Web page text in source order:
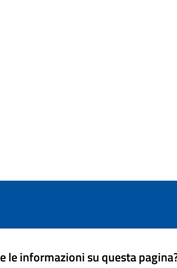
le informazioni su questa